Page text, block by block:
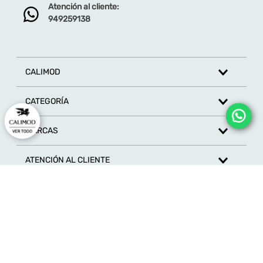
Dirección de email
Escribe un comentario
ENVIAR COMENTARIO
Atención al cliente:
949259138
CALIMOD
CATEGORÍA
MARCAS
ATENCIÓN AL CLIENTE